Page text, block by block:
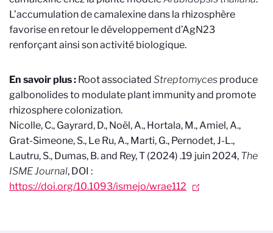
L’accumulation de camalexine dans la rhizosphère
favorise en retour le développement d’AgN23
renforçant ainsi son activité biologique.
En savoir plus : Root associated Streptomyces produce
galbonolides to modulate plant immunity and promote
rhizosphere colonization.
Nicolle, C., Gayrard, D., Noël, A., Hortala, M., Amiel, A.,
Grat-Simeone, S., Le Ru, A., Marti, G., Pernodet, J-L.,
Lautru, S., Dumas, B. and Rey, T (2024) .19 juin 2024, The
ISME Journal, DOI :
https://doi.org/10.1093/ismejo/wrae112